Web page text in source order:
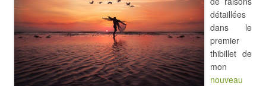
détaillées
dans le
premier
thibillet de
mon
nouveau